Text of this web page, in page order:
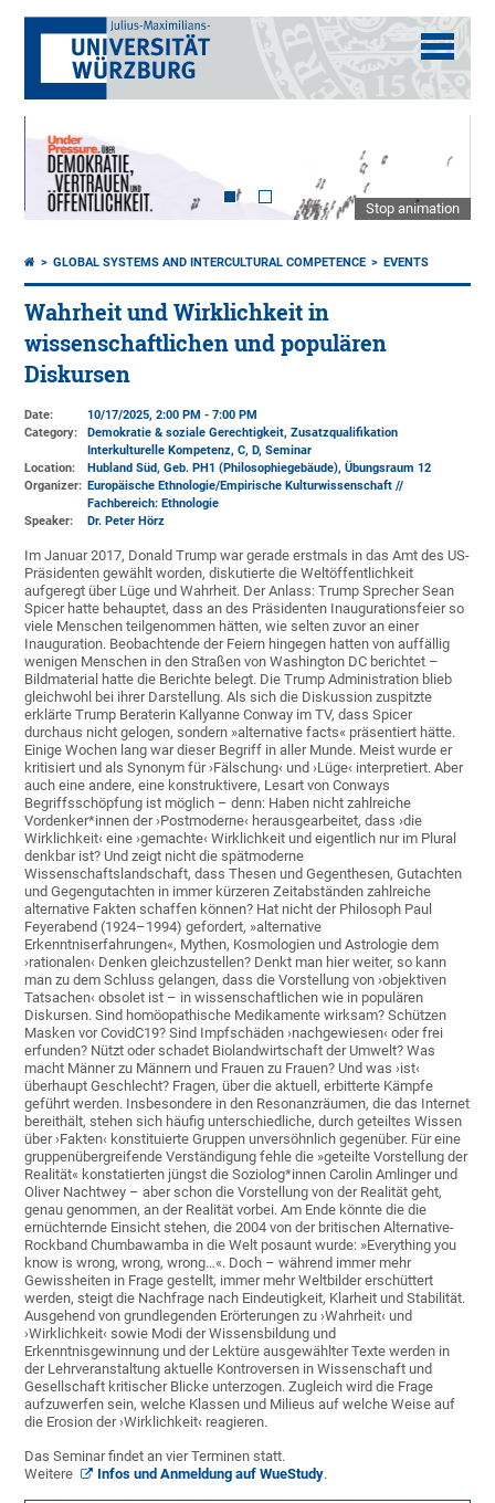
Stop animation
GLOBAL SYSTEMS AND INTERCULTURAL COMPETENCE EVENTS
Wahrheit und Wirklichkeit in
wissenschaftlichen und populären
Diskursen
Date:
10/17/2025, 2:00 PM - 7:00 PM
Category:
Demokratie & soziale Gerechtigkeit, Zusatzqualifikation
Interkulturelle Kompetenz, C, D, Seminar
Location:
Hubland Süd, Geb. PH1 (Philosophiegebäude), Übungsraum 12
Organizer: Europäische Ethnologie/Empirische Kulturwissenschaft //
Fachbereich: Ethnologie
Speaker:
Dr. Peter Hörz
Im Januar 2017, Donald Trump war gerade erstmals in das Amt des US-
Präsidenten gewählt worden, diskutierte die Weltöffentlichkeit
aufgeregt über Lüge und Wahrheit. Der Anlass: Trump Sprecher Sean
Spicer hatte behauptet, dass an des Präsidenten Inaugurationsfeier so
viele Menschen teilgenommen hätten, wie selten zuvor an einer
Inauguration. Beobachtende der Feiern hingegen hatten von auffällig
wenigen Menschen in den Straßen von Washington DC berichtet –
Bildmaterial hatte die Berichte belegt. Die Trump Administration blieb
gleichwohl bei ihrer Darstellung. Als sich die Diskussion zuspitzte
erklärte Trump Beraterin Kallyanne Conway im TV, dass Spicer
durchaus nicht gelogen, sondern »alternative facts« präsentiert hätte.
Einige Wochen lang war dieser Begriff in aller Munde. Meist wurde er
kritisiert und als Synonym für ›Fälschung‹ und ›Lüge‹ interpretiert. Aber
auch eine andere, eine konstruktivere, Lesart von Conways
Begriffsschöpfung ist möglich – denn: Haben nicht zahlreiche
Vordenker*innen der ›Postmoderne‹ herausgearbeitet, dass ›die
Wirklichkeit‹ eine ›gemachte‹ Wirklichkeit und eigentlich nur im Plural
denkbar ist? Und zeigt nicht die spätmoderne
Wissenschaftslandschaft, dass Thesen und Gegenthesen, Gutachten
und Gegengutachten in immer kürzeren Zeitabständen zahlreiche
alternative Fakten schaffen können? Hat nicht der Philosoph Paul
Feyerabend (1924–1994) gefordert, »alternative
Erkenntniserfahrungen«, Mythen, Kosmologien und Astrologie dem
›rationalen‹ Denken gleichzustellen? Denkt man hier weiter, so kann
man zu dem Schluss gelangen, dass die Vorstellung von ›objektiven
Tatsachen‹ obsolet ist – in wissenschaftlichen wie in populären
Diskursen. Sind homöopathische Medikamente wirksam? Schützen
Masken vor CovidC19? Sind Impfschäden ›nachgewiesen‹ oder frei
erfunden? Nützt oder schadet Biolandwirtschaft der Umwelt? Was
macht Männer zu Männern und Frauen zu Frauen? Und was ›ist‹
überhaupt Geschlecht? Fragen, über die aktuell, erbitterte Kämpfe
geführt werden. Insbesondere in den Resonanzräumen, die das Internet
bereithält, stehen sich häufig unterschiedliche, durch geteiltes Wissen
über ›Fakten‹ konstituierte Gruppen unversöhnlich gegenüber. Für eine
gruppenübergreifende Verständigung fehle die »geteilte Vorstellung der
Realität« konstatierten jüngst die Soziolog*innen Carolin Amlinger und
Oliver Nachtwey – aber schon die Vorstellung von der Realität geht,
genau genommen, an der Realität vorbei. Am Ende könnte die die
ernüchternde Einsicht stehen, die 2004 von der britischen Alternative-
Rockband Chumbawamba in die Welt posaunt wurde: »Everything you
know is wrong, wrong, wrong…«. Doch – während immer mehr
Gewissheiten in Frage gestellt, immer mehr Weltbilder erschüttert
werden, steigt die Nachfrage nach Eindeutigkeit, Klarheit und Stabilität.
Ausgehend von grundlegenden Erörterungen zu ›Wahrheit‹ und
›Wirklichkeit‹ sowie Modi der Wissensbildung und
Erkenntnisgewinnung und der Lektüre ausgewählter Texte werden in
der Lehrveranstaltung aktuelle Kontroversen in Wissenschaft und
Gesellschaft kritischer Blicke unterzogen. Zugleich wird die Frage
aufzuwerfen sein, welche Klassen und Milieus auf welche Weise auf
die Erosion der ›Wirklichkeit‹ reagieren.
Das Seminar findet an vier Terminen statt.
Weitere
Infos und Anmeldung auf WueStudy.